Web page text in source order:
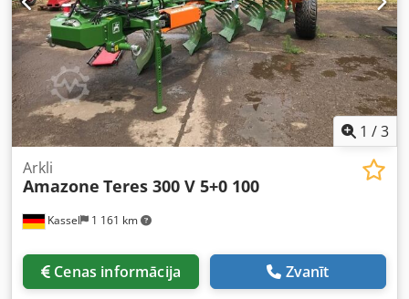
1 /3
Kassel 1 161 km
Arkli
Amazone Teres 300 V 5+0 100
Cenas informācija Zvanīt